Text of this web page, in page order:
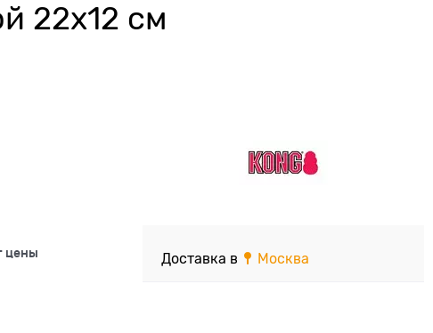
22х12 см
цены Доставка в Москва